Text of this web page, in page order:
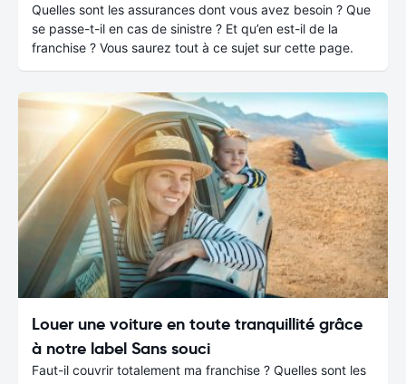
Quelles sont les assurances dont vous avez besoin ? Que
se passe-t-il en cas de sinistre ? Et qu’en est-il de la
franchise ? Vous saurez tout à ce sujet sur cette page.
Louer une voiture en toute tranquillité grâce
à notre label Sans souci
Faut-il couvrir totalement ma franchise ? Quelles sont les